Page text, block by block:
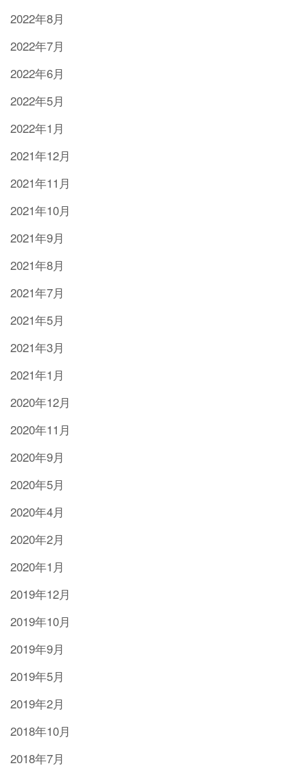
2022年8月
2022年7月
2022年6月
2022年5月
2022年1月
2021年12月
2021年11月
2021年10月
2021年9月
2021年8月
2021年7月
2021年5月
2021年3月
2021年1月
2020年12月
2020年11月
2020年9月
2020年5月
2020年4月
2020年2月
2020年1月
2019年12月
2019年10月
2019年9月
2019年5月
2019年2月
2018年10月
2018年7月